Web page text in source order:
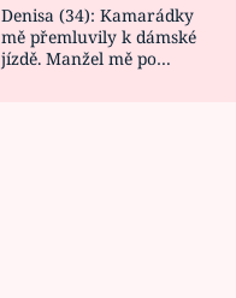
Denisa (34): Kamarádky
mě přemluvily k dámské
jízdě. Manžel mě po